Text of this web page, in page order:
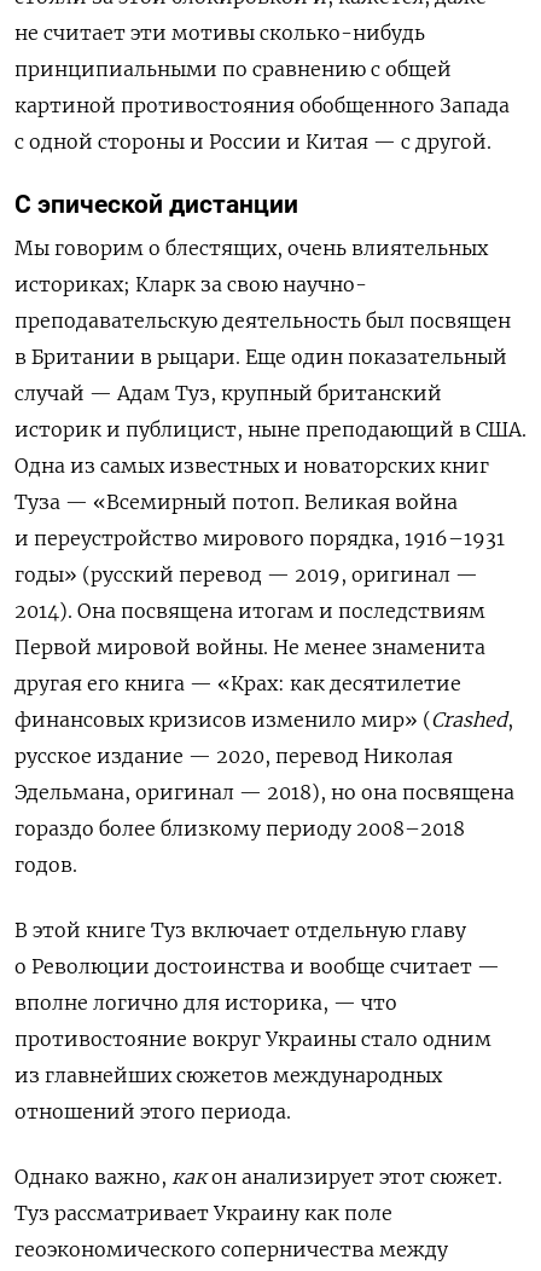
не считает эти мотивы сколько-нибудь
принципиальными по сравнению с общей
картиной противостояния обобщенного Запада
с одной стороны и России и Китая — с другой.
С эпической дистанции
Мы говорим о блестящих, очень влиятельных
историках; Кларк за свою научно-
преподавательскую деятельность был посвящен
в Британии в рыцари. Еще один показательный
случай — Адам Туз, крупный британский
историк и публицист, ныне преподающий в США.
Одна из самых известных и новаторских книг
Туза — «Всемирный потоп. Великая война
и переустройство мирового порядка, 1916–1931
годы» (русский перевод — 2019, оригинал —
2014). Она посвящена итогам и последствиям
Первой мировой войны. Не менее знаменита
другая его книга — «Крах: как десятилетие
финансовых кризисов изменило мир» (Сrashed,
русское издание — 2020, перевод Николая
Эдельмана, оригинал — 2018), но она посвящена
гораздо более близкому периоду 2008–2018
годов.
В этой книге Туз включает отдельную главу
о Революции достоинства и вообще считает —
вполне логично для историка, — что
противостояние вокруг Украины стало одним
из главнейших сюжетов международных
отношений этого периода.
Однако важно, какон анализирует этот сюжет.
Туз рассматривает Украину как поле
геоэкономического соперничества между